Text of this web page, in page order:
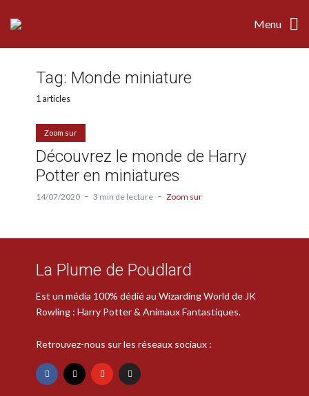
Menu
Tag: Monde miniature
1 articles
Zoom sur
Découvrez le monde de Harry
Potter en miniatures
14/07/2020 3 min de lecture Zoom sur
La Plume de Poudlard
Est un média 100% dédié au Wizarding World de JK
Rowling : Harry Potter & Animaux Fantastiques.
Retrouvez-nous sur les réseaux sociaux :